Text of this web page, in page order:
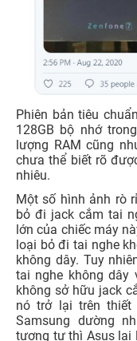
Phiên bản tiêu
128GB bộ nhớ
lượng RAM cũng
chưa thể biết rõ
nhiêu.
Một số hình ảnh rò
bỏ đi jack cắm tai
lớn của chiếc máy
loại bỏ đi tai nghe
không dây. Tuy
tai nghe không dây
không sở hữu jack
nó trở lại trên thiết
Samsung dường
tương tự thì Asus lại